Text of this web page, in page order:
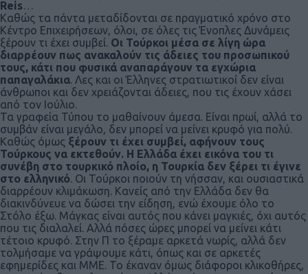
Reis…
Καθώς τα πάντα μεταδίδονται σε πραγματικό χρόνο στο
Κέντρο Επιχειρήσεων, όλοι, σε όλες τις Ένοπλες Δυνάμεις
ξέρουν τι έχει συμβεί. Οι Τούρκοι μέσα σε λίγη ώρα
διαρρέουν πως ανακαλούν τις άδειες του προσωπικού
τους, κάτι που φυσικά αναπαράγουν τα εγχώρια
παπαγαλάκια. Λες και οι Έλληνες στρατιωτικοί δεν είναι
άνθρωποι και δεν χρειάζονται άδειες, που τις έχουν χάσει
από τον Ιούλιο.
Τα γραφεία Τύπου το μαθαίνουν άμεσα. Είναι πρωί, αλλά το
συμβάν είναι μεγάλο, δεν μπορεί να μείνει κρυφό για πολύ.
Καθώς όμως ξέρουν τι έχει συμβεί, αφήνουν τους
Τούρκους να εκτεθούν. Η Ελλάδα έχει εικόνα του τι
συνέβη στο τουρκικό πλοίο, η Τουρκία δεν ξέρει τι έγινε
στο ελληνικό. Οι Τούρκοι ποιούν τη νήσσαν, και ουσιαστικά
διαρρέουν κλιμάκωση. Κανείς από την Ελλάδα δεν θα
διακινδύνευε να δώσει την είδηση, ενώ έχουμε όλο το
Στόλο έξω. Μάγκας είναι αυτός που κάνει μαγκιές, όχι αυτός
που τις διαλαλεί. Αλλά πόσες ώρες μπορεί να μείνει κάτι
τέτοιο κρυφό. Στην Π το ξέραμε αρκετά νωρίς, αλλά δεν
τολμήσαμε να γράψουμε κάτι, όπως και σε αρκετές
εφημερίδες και ΜΜΕ. Το έκαναν όμως διάφοροι κλικοθήρες,